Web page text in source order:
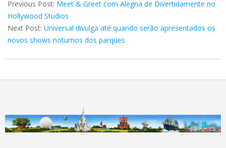
06-
15
Previous Post: Meet & Greet com Alegria de Divertidamente no
Hollywood Studios
Next Post: Universal divulga até quando serão apresentados os
novos shows noturnos dos parques